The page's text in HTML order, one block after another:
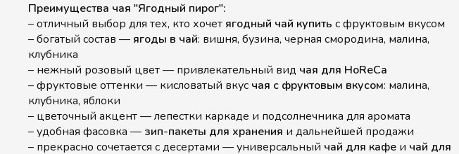
Преимущества чая "Ягодный пирог":
– отличный выбор для тех, кто хочет ягодный чай купить с фруктовым вкусом
– богатый состав — ягоды в чай: вишня, бузина, черная смородина, малина,
клубника
– нежный розовый цвет — привлекательный вид чая для HoReCa
– фруктовые оттенки — кисловатый вкус чая с фруктовым вкусом: малина,
клубника, яблоки
– цветочный акцент — лепестки каркаде и подсолнечника для аромата
– удобная фасовка — зип-пакеты для хранения и дальнейшей продажи
– прекрасно сочетается с десертами — универсальный чай для кафе и чай для